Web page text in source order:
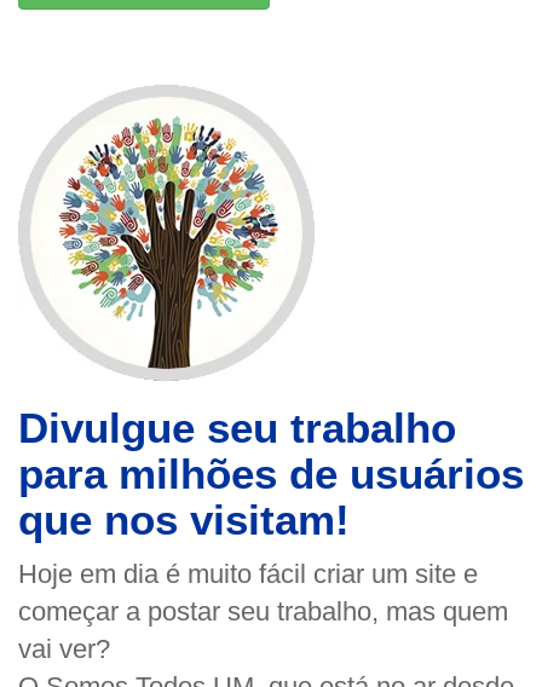
Divulgue seu trabalho
para milhões de usuários
que nos visitam!
Hoje em dia é muito fácil criar um site e
começar a postar seu trabalho, mas quem
vai ver?